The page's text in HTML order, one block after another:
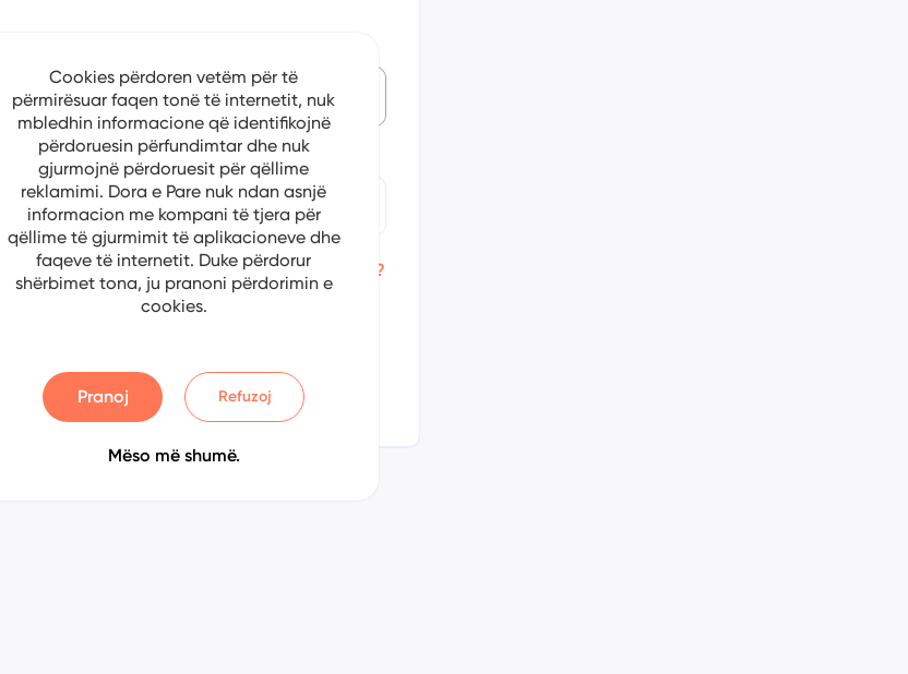
Me kujto Keni harruar fjalëkalimin?
Regjistrohu
Cookies përdoren vetëm për të
përmirësuar faqen tonë të internetit, nuk
mbledhin informacione që identifikojnë
përdoruesin përfundimtar dhe nuk
gjurmojnë përdoruesit për qëllime
reklamimi. Dora e Pare nuk ndan asnjë
informacion me kompani të tjera për
qëllime të gjurmimit të aplikacioneve dhe
faqeve të internetit. Duke përdorur
shërbimet tona, ju pranoni përdorimin e
cookies.
Pranoj Refuzoj
Mëso më shumë.